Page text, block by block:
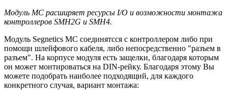
Модуль MC расширяет ресурсы I/O и возможности монтажа
контроллеров SMH2G и SMH4.
Модуль Segnetics MC соединятсся с контроллером либо при
помощи шлейфового кабеля, либо непосредственно "разъем в
разъем". На корпусе модуля есть защелки, благодаря которым
он может монтироваться на DIN-рейку. Благодаря этому Вы
можете подобрать наиболее подходящий, для каждого
конкретного случая, вариант монтажа: